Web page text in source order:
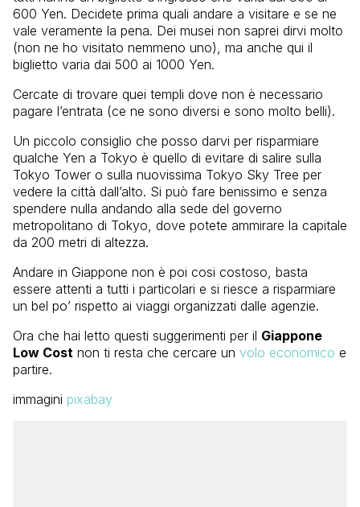
600 Yen. Decidete prima quali andare a visitare e se ne
vale veramente la pena. Dei musei non saprei dirvi molto
(non ne ho visitato nemmeno uno), ma anche qui il
biglietto varia dai 500 ai 1000 Yen.
Cercate di trovare quei templi dove non è necessario
pagare l’entrata (ce ne sono diversi e sono molto belli).
Un piccolo consiglio che posso darvi per risparmiare
qualche Yen a Tokyo è quello di evitare di salire sulla
Tokyo Tower o sulla nuovissima Tokyo Sky Tree per
vedere la città dall’alto. Si può fare benissimo e senza
spendere nulla andando alla sede del governo
metropolitano di Tokyo, dove potete ammirare la capitale
da 200 metri di altezza.
Andare in Giappone non è poi cosi costoso, basta
essere attenti a tutti i particolari e si riesce a risparmiare
un bel po’ rispetto ai viaggi organizzati dalle agenzie.
Ora che hai letto questi suggerimenti per il Giappone
Low Cost non ti resta che cercare un volo economico e
partire.
immagini pixabay